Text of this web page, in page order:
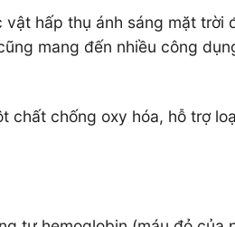
hấp thụ ánh sáng mặt trời
mang đến nhiều công
chất chống oxy hóa, hỗ trợ